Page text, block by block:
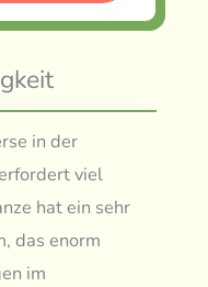
in der
viel
hat ein sehr
das enorm
im